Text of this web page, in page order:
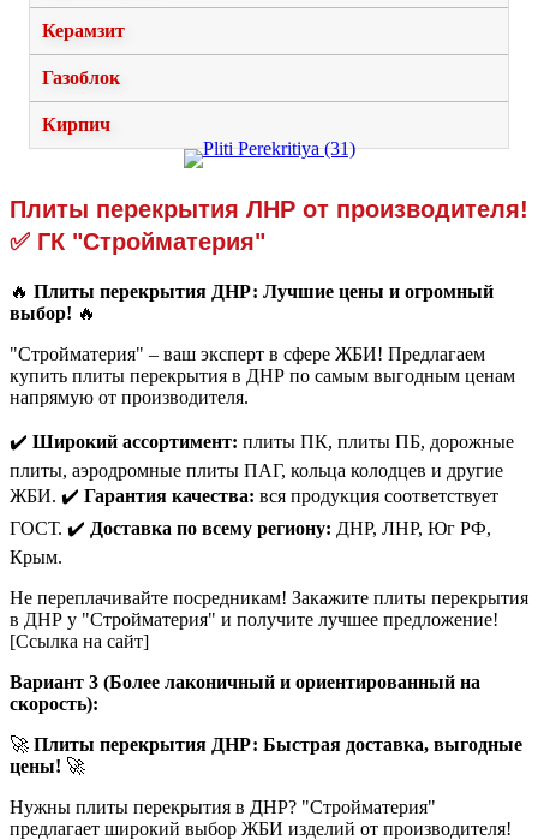
Керамзит
Газоблок
Кирпич
Плиты перекрытия ЛНР от производителя!
✅ ГК "Стройматерия"
🔥 Плиты перекрытия ДНР: Лучшие цены и огромный
выбор! 🔥
"Стройматерия" – ваш эксперт в сфере ЖБИ! Предлагаем
купить плиты перекрытия в ДНР по самым выгодным ценам
напрямую от производителя.
✔️ Широкий ассортимент: плиты ПК, плиты ПБ, дорожные
плиты, аэродромные плиты ПАГ, кольца колодцев и другие
ЖБИ. ✔️ Гарантия качества: вся продукция соответствует
ГОСТ. ✔️ Доставка по всему региону: ДНР, ЛНР, Юг РФ,
Крым.
Не переплачивайте посредникам! Закажите плиты перекрытия
в ДНР у "Стройматерия" и получите лучшее предложение!
[Ссылка на сайт]
Вариант 3 (Более лаконичный и ориентированный на
скорость):
🚀 Плиты перекрытия ДНР: Быстрая доставка, выгодные
цены! 🚀
Нужны плиты перекрытия в ДНР? "Стройматерия"
предлагает широкий выбор ЖБИ изделий от производителя!